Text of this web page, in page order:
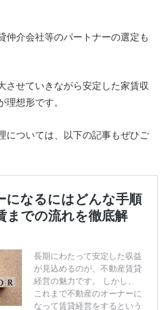
仲介会社等のパートナーの選定も
させていきながら安定した家賃収
理想形です。
については、以下の記事もぜひご